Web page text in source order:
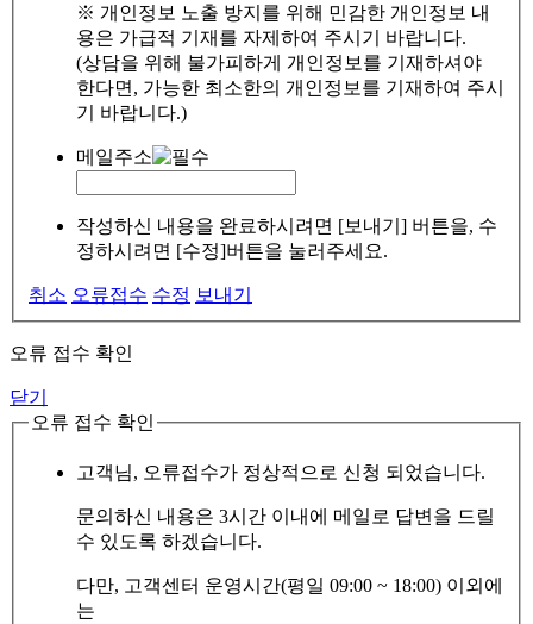
※ 개인정보 노출 방지를 위해 민감한 개인정보 내
용은 가급적 기재를 자제하여 주시기 바랍니다.
(상담을 위해 불가피하게 개인정보를 기재하셔야
한다면, 가능한 최소한의 개인정보를 기재하여 주시
기 바랍니다.)
메일주소
작성하신 내용을 완료하시려면 [보내기] 버튼을, 수
정하시려면 [수정]버튼을 눌러주세요.
취소 오류접수 수정 보내기
오류 접수 확인
닫기
오류 접수 확인
고객님, 오류접수가 정상적으로 신청 되었습니다.
문의하신 내용은 3시간 이내에 메일로 답변을 드릴
수 있도록 하겠습니다.
다만, 고객센터 운영시간(평일 09:00 ~ 18:00) 이외에
는